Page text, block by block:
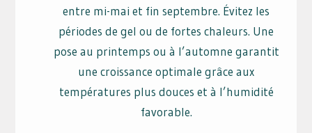
entre mi-mai et fin septembre. Évitez les
périodes de gel ou de fortes chaleurs. Une
pose au printemps ou à l’automne garantit
une croissance optimale grâce aux
températures plus douces et à l’humidité
favorable.